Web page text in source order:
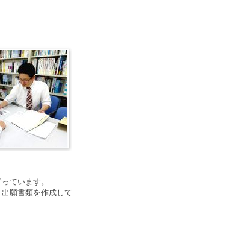
ています。
願書類を作成して